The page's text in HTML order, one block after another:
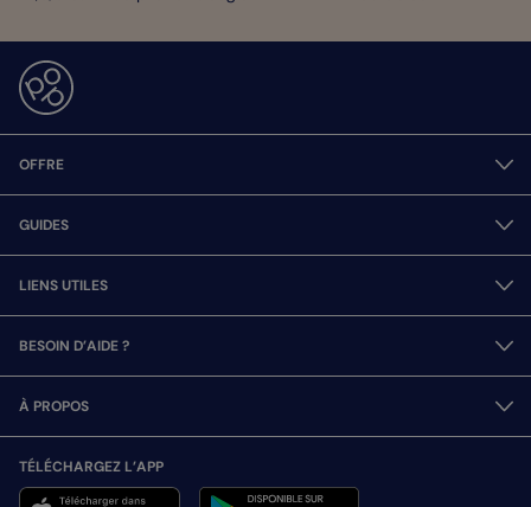
OFFRE
GUIDES
LIENS UTILES
BESOIN D’AIDE ?
À PROPOS
TÉLÉCHARGEZ L’APP